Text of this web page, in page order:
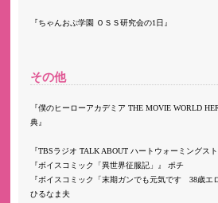
ちゃんおぷ学園 ＯＳＳ研究会の1日
その他
僕のヒーローアカデミア THE MOVIE WORLD
典
TBSラジオ TALK ABOUT ハートウォーミングス
ボイスコミック「異世界征服記」
ポチ
ボイスコミック「末期ガンでも元気です 38歳エ
ひるなま夫